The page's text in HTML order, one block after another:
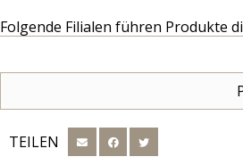
Folgende Filialen führen Produkte
TEILEN